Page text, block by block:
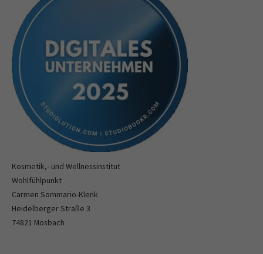
Kosmetik,- und Wellnessinstitut
Wohlfühlpunkt
Carmen Sommario-Klenk
Heidelberger Straße 3
74821 Mosbach